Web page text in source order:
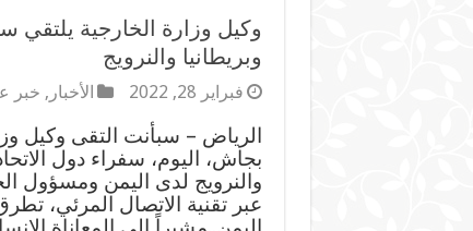
وكيل وزارة الخارجية يلتقي
وبريطانيا والنرويج
فبراير 28, 2022 الأخبار , خبر
الرياض – سبأنت التقى وكيل
بجاش، اليوم، سفراء دول
والنرويج لدى اليمن ومسؤول
عبر تقنية الاتصال المرئي،